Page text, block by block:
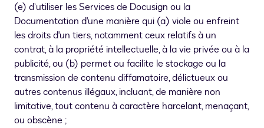
(e) d’utiliser les Services de Docusign ou la
Documentation d'une manière qui (a) viole ou enfreint
les droits d'un tiers, notamment ceux relatifs à un
contrat, à la propriété intellectuelle, à la vie privée ou à la
publicité, ou (b) permet ou facilite le stockage ou la
transmission de contenu diffamatoire, délictueux ou
autres contenus illégaux, incluant, de manière non
limitative, tout contenu à caractère harcelant, menaçant,
ou obscène ;